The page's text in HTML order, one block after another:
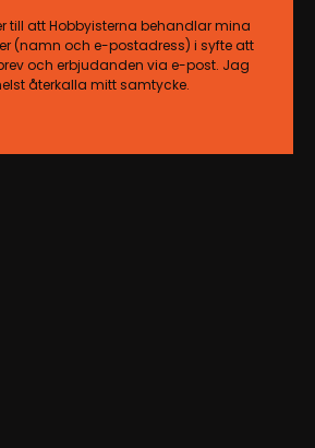
till att Hobbyisterna behandlar mina
(namn och e-postadress) i syfte att
och erbjudanden via e-post. Jag
återkalla mitt samtycke.